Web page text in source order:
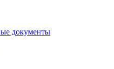
документы